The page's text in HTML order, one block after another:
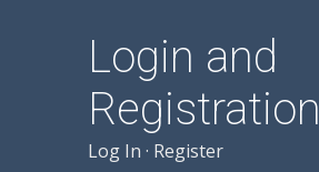
Login and
Registration
Log In · Register